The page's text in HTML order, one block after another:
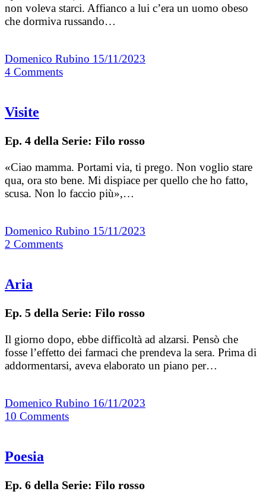
non voleva starci. Affianco a lui c’era un uomo obeso
che dormiva russando…
Domenico Rubino 15/11/2023
4 Comments
Visite
Ep. 4 della Serie: Filo rosso
«Ciao mamma. Portami via, ti prego. Non voglio stare
qua, ora sto bene. Mi dispiace per quello che ho fatto,
scusa. Non lo faccio più»,…
Domenico Rubino 15/11/2023
2 Comments
Aria
Ep. 5 della Serie: Filo rosso
Il giorno dopo, ebbe difficoltà ad alzarsi. Pensò che
fosse l’effetto dei farmaci che prendeva la sera. Prima di
addormentarsi, aveva elaborato un piano per…
Domenico Rubino 16/11/2023
10 Comments
Poesia
Ep. 6 della Serie: Filo rosso